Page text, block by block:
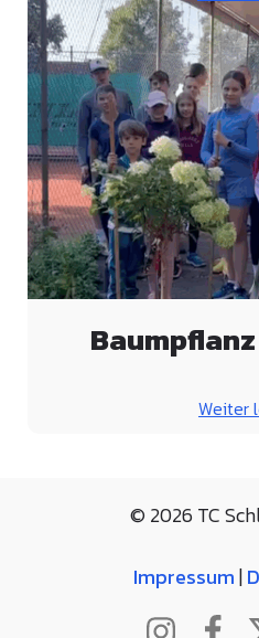
Weiter
© 2026 TC
Impressum|